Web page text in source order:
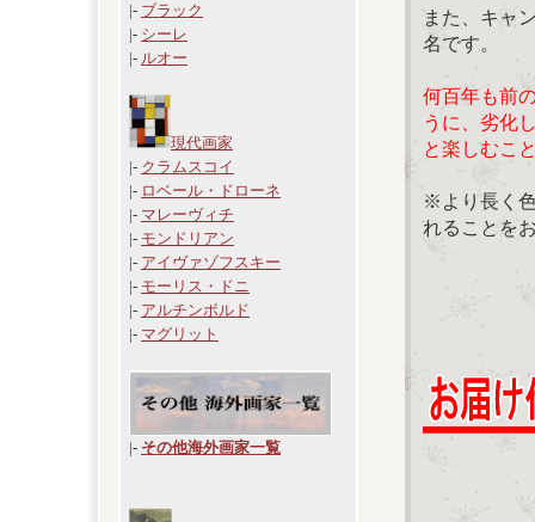
|- ブラック
|- シーレ
|- ルオー
現代画家
|- クラムスコイ
|- ロベール・ドローネ
|- マレーヴィチ
|- モンドリアン
|- アイヴァゾフスキー
|- モーリス・ドニ
|- アルチンボルド
|- マグリット
|- その他海外画家一覧
また、キャ
名です。
何百年も前
うに、劣化
と楽しむこ
※より長く
れることを